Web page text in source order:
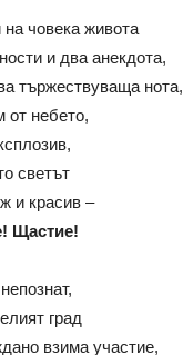
на човека живота
и два анекдота,
тържествуваща нота,
от небето,
светът
и красив –
Щастие!
град
взима участие,